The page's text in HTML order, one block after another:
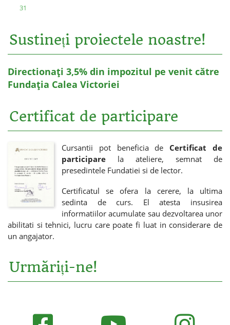
31
Sustineți proiectele noastre!
Directionați 3,5% din impozitul pe venit către
Fundația Calea Victoriei
Certificat de participare
Cursantii pot beneficia de Certificat de
participare la ateliere, semnat de
presedintele Fundatiei si de lector.
Certificatul se ofera la cerere, la ultima
sedinta de curs. El atesta insusirea
informatiilor acumulate sau dezvoltarea unor
abilitati si tehnici, lucru care poate fi luat in considerare de
un angajator.
Urmăriți-ne!